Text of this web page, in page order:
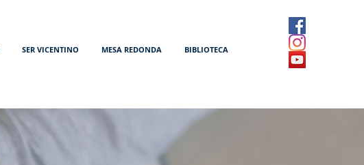
SER VICENTINO MESA REDONDA BIBLIOTECA